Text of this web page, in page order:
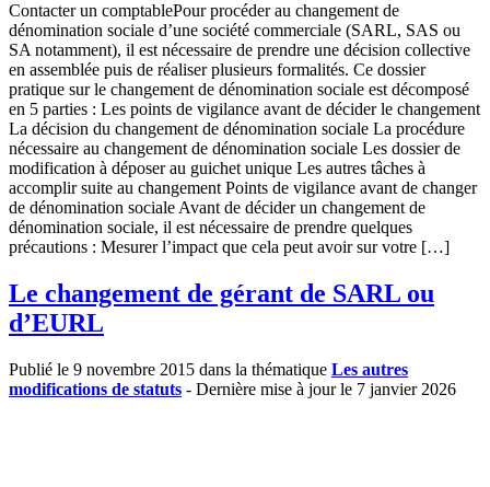
Contacter un comptablePour procéder au changement de
dénomination sociale d’une société commerciale (SARL, SAS ou
SA notamment), il est nécessaire de prendre une décision collective
en assemblée puis de réaliser plusieurs formalités. Ce dossier
pratique sur le changement de dénomination sociale est décomposé
en 5 parties : Les points de vigilance avant de décider le changement
La décision du changement de dénomination sociale La procédure
nécessaire au changement de dénomination sociale Les dossier de
modification à déposer au guichet unique Les autres tâches à
accomplir suite au changement Points de vigilance avant de changer
de dénomination sociale Avant de décider un changement de
dénomination sociale, il est nécessaire de prendre quelques
précautions : Mesurer l’impact que cela peut avoir sur votre […]
Le changement de gérant de SARL ou
d’EURL
Publié le 9 novembre 2015 dans la thématique Les autres
modifications de statuts - Dernière mise à jour le 7 janvier 2026